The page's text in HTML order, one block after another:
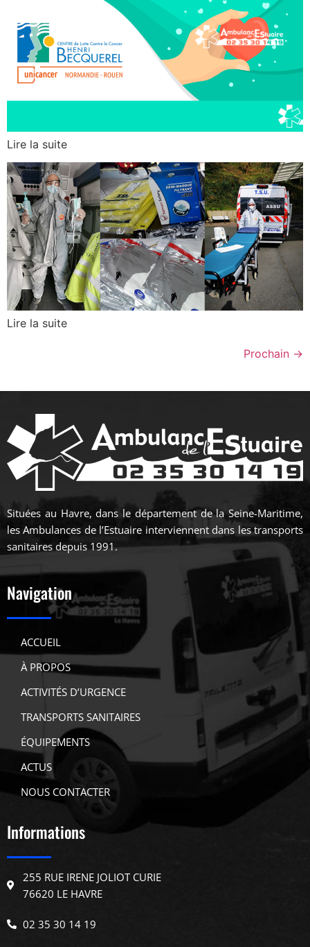
Lire la suite
Lire la suite
Prochain →
Situées au Havre, dans le département de la Seine-Maritime,
les Ambulances de l’Estuaire interviennent dans les transports
sanitaires depuis 1991.
Navigation
ACCUEIL
À PROPOS
ACTIVITÉS D’URGENCE
TRANSPORTS SANITAIRES
ÉQUIPEMENTS
ACTUS
NOUS CONTACTER
Informations
255 RUE IRENE JOLIOT CURIE
76620 LE HAVRE
02 35 30 14 19